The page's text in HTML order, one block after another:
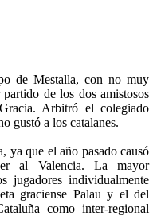
de Mestalla, con no muy
de los dos amistosos
Arbitró el colegiado
gustó a los catalanes.
ya que el año pasado causó
al Valencia. La mayor
jugadores individualmente
graciense Palau y el del
como inter-regional